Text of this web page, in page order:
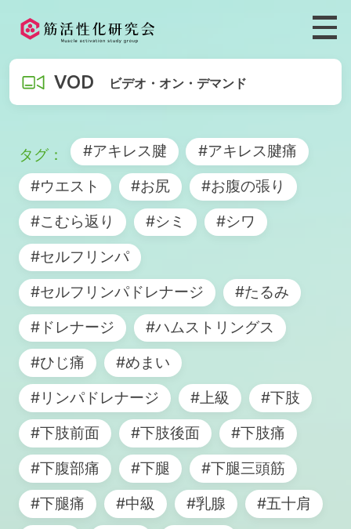
VOD ビデオ・オン・デマンド
#アキレス腱
#アキレス腱痛
#ウエスト
#お尻
#お腹の張り
#こむら返り
#シミ
#シワ
#セルフリンパ
#セルフリンパドレナージ
#たるみ
#ドレナージ
#ハムストリングス
#ひじ痛
#めまい
#リンパドレナージ
#上級
#下肢
#下肢前面
#下肢後面
#下肢痛
#下腹部痛
#下腿
#下腿三頭筋
#下腿痛
#中級 #乳腺
#五十肩